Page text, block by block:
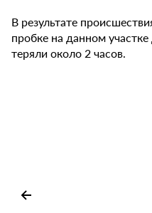
В результате
пробке на данном
теряли около 2 часов.